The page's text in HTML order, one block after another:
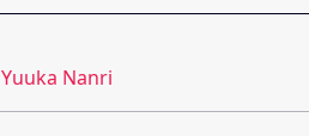
Yuuka Nanri